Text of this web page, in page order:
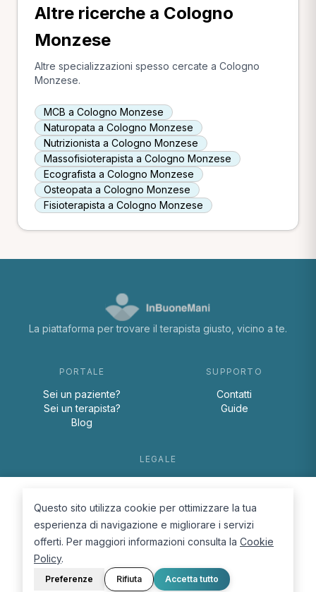
Altre ricerche a Cologno
Monzese
Altre specializzazioni spesso cercate a Cologno
Monzese.
MCB a Cologno Monzese
Naturopata a Cologno Monzese
Nutrizionista a Cologno Monzese
Massofisioterapista a Cologno Monzese
Ecografista a Cologno Monzese
Osteopata a Cologno Monzese
Fisioterapista a Cologno Monzese
La piattaforma per trovare il terapista giusto, vicino a te.
PORTALE
Sei un paziente?
Sei un terapista?
Blog
SUPPORTO
Contatti
Guide
LEGALE
Cookie Policy
Questo sito utilizza cookie per ottimizzare la tua
esperienza di navigazione e migliorare i servizi
offerti. Per maggiori informazioni consulta la Cookie
Policy.
Preferenze Rifiuta Accetta tutto